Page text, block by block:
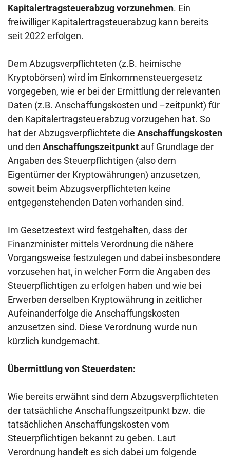
Kapitalertragsteuerabzug vorzunehmen. Ein
freiwilliger Kapitalertragsteuerabzug kann bereits
seit 2022 erfolgen.
Dem Abzugsverpflichteten (z.B. heimische
Kryptobörsen) wird im Einkommensteuergesetz
vorgegeben, wie er bei der Ermittlung der relevanten
Daten (z.B. Anschaffungskosten und –zeitpunkt) für
den Kapitalertragsteuerabzug vorzugehen hat. So
hat der Abzugsverpflichtete die Anschaffungskosten
und den Anschaffungszeitpunkt auf Grundlage der
Angaben des Steuerpflichtigen (also dem
Eigentümer der Kryptowährungen) anzusetzen,
soweit beim Abzugsverpflichteten keine
entgegenstehenden Daten vorhanden sind.
Im Gesetzestext wird festgehalten, dass der
Finanzminister mittels Verordnung die nähere
Vorgangsweise festzulegen und dabei insbesondere
vorzusehen hat, in welcher Form die Angaben des
Steuerpflichtigen zu erfolgen haben und wie bei
Erwerben derselben Kryptowährung in zeitlicher
Aufeinanderfolge die Anschaffungskosten
anzusetzen sind. Diese Verordnung wurde nun
kürzlich kundgemacht.
Übermittlung von Steuerdaten:
Wie bereits erwähnt sind dem Abzugsverpflichteten
der tatsächliche Anschaffungszeitpunkt bzw. die
tatsächlichen Anschaffungskosten vom
Steuerpflichtigen bekannt zu geben. Laut
Verordnung handelt es sich dabei um folgende